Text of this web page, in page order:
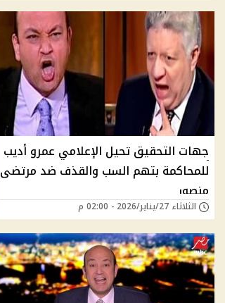
جهات التحقيق تحيل الإعلامي عمرو أديب
للمحاكمة بتهم السب والقذف ضد مرتضى
منصور
الثلاثاء 27/يناير/2026 - 02:00 م